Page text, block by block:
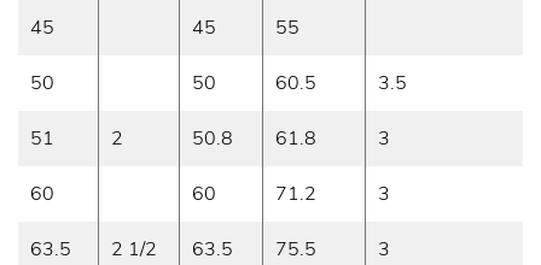
45 45 55
50 50 60.5 3.5
51 2 50.8 61.8 3
60 60 71.2 3
63.5 2 1/2 63.5 75.5 3